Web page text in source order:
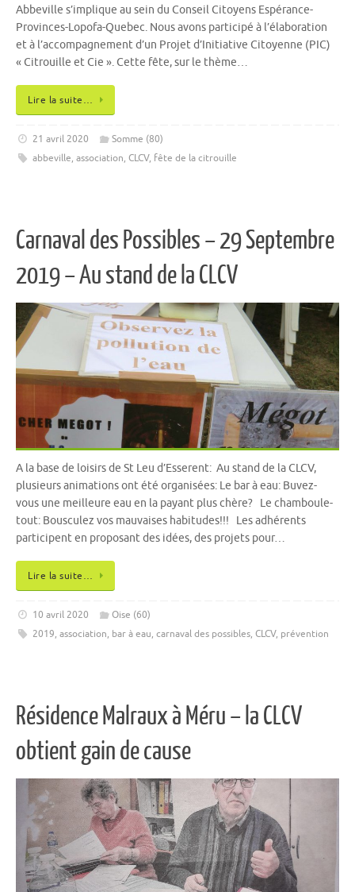
Abbeville s’implique au sein du Conseil Citoyens Espérance-
Provinces-Lopofa-Quebec. Nous avons participé à l’élaboration
et à l’accompagnement d’un Projet d’Initiative Citoyenne (PIC)
« Citrouille et Cie ». Cette fête, sur le thème…
Lire la suite…
21 avril 2020
Somme (80)
abbeville, association, CLCV, fête de la citrouille
Carnaval des Possibles – 29 Septembre
2019 – Au stand de la CLCV
A la base de loisirs de St Leu d’Esserent: Au stand de la CLCV,
plusieurs animations ont été organisées: Le bar à eau: Buvez-
vous une meilleure eau en la payant plus chère? Le chamboule-
tout: Bousculez vos mauvaises habitudes!!! Les adhérents
participent en proposant des idées, des projets pour…
Lire la suite…
10 avril 2020
Oise (60)
2019, association, bar à eau, carnaval des possibles, CLCV, prévention
Résidence Malraux à Méru – la CLCV
obtient gain de cause